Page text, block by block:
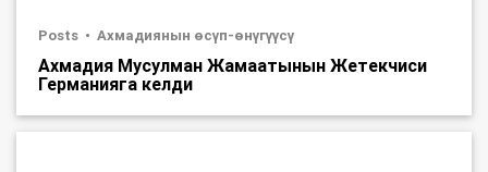
Posts Ахмадиянын өсүп-өнүгүүсү
Ахмадия Мусулман Жамаатынын Жетекчиси
Германияга келди